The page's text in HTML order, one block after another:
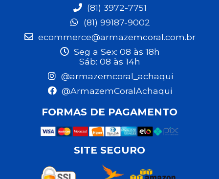
(81) 3972-7751
(81) 99187-9002
ecommerce@armazemcoral.com.br
Seg a Sex: 08 às 18h
Sáb: 08 às 14h
@armazemcoral_achaqui
@ArmazemCoralAchaqui
FORMAS DE PAGAMENTO
SITE SEGURO